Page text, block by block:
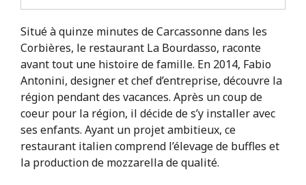
Situé à quinze minutes de Carcassonne dans les
Corbières, le restaurant La Bourdasso, raconte
avant tout une histoire de famille. En 2014, Fabio
Antonini, designer et chef d’entreprise, découvre la
région pendant des vacances. Après un coup de
coeur pour la région, il décide de s’y installer avec
ses enfants. Ayant un projet ambitieux, ce
restaurant italien comprend l’élevage de buffles et
la production de mozzarella de qualité.